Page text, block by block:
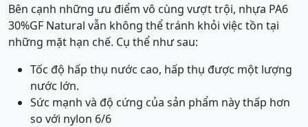
Bên cạnh những ưu điểm vô cùng vượt trội, nhựa PA6
30%GF Natural vẫn không thể tránh khỏi việc tồn tại
những mặt hạn chế. Cụ thể như sau:
Tốc độ hấp thụ nước cao, hấp thụ được một lượng
nước lớn.
Sức mạnh và độ cứng của sản phẩm này thấp hơn
so với nylon 6/6